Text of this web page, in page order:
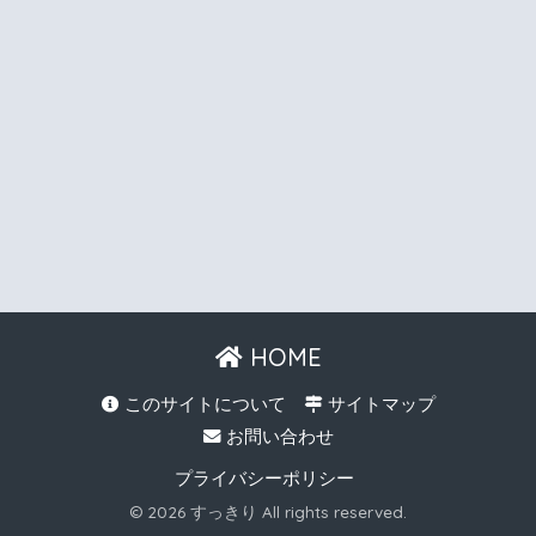
HOME
このサイトについて
サイトマップ
お問い合わせ
プライバシーポリシー
© 2026 すっきり All rights reserved.